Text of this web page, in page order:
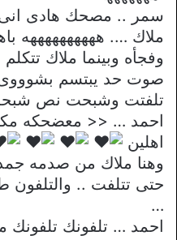
سمر .. مصحك هادى انى
ملاك …. ههههههههههه
وفجأه وبينما ملاك
صوت حد يبتسم
تلفتت وشبحت نص
احمد … << معضحكه
اهلين
وهنا ملاك من صدمه
حتى تتلفت .. والتلفون
…
احمد … تلفونك